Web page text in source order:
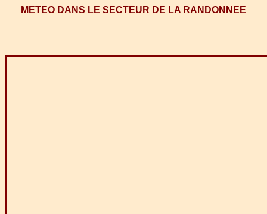
METEO DANS LE SECTEUR DE LA RANDONNEE